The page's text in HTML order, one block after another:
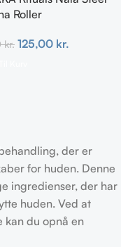
Roller
kr. 125,00 kr.
der er
for huden. Denne
ingredienser, der har
huden. Ved at
kan du opnå en